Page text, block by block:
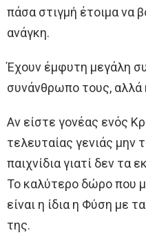
πάσα στιγμή έτοιμα να
ανάγκη.
Έχουν έμφυτη μεγάλη
συνάνθρωπο τους, αλλά
Αν είστε γονέας ενός
τελευταίας γενιάς
παιχνίδια γιατί δεν τα
Το καλύτερο δώρο που
είναι η ίδια η Φύση με
της.